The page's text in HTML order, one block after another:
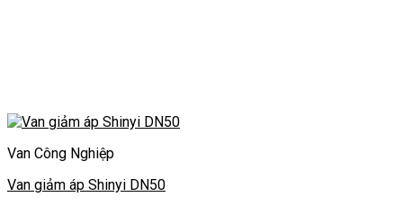
Van Công Nghiệp
Van giảm áp Shinyi DN50